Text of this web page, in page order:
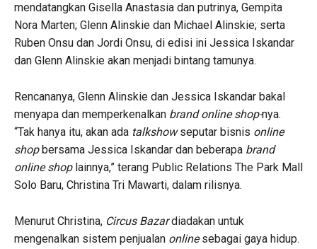
mendatangkan Gisella Anastasia dan putrinya, Gempita
Nora Marten; Glenn Alinskie dan Michael Alinskie; serta
Ruben Onsu dan Jordi Onsu, di edisi ini Jessica Iskandar
dan Glenn Alinskie akan menjadi bintang tamunya.
Rencananya, Glenn Alinskie dan Jessica Iskandar bakal
menyapa dan memperkenalkan brand online shop-nya.
“Tak hanya itu, akan ada talkshowseputar bisnis online
shop bersama Jessica Iskandar dan beberapa brand
online shop lainnya,” terang Public Relations The Park Mall
Solo Baru, Christina Tri Mawarti, dalam rilisnya.
Menurut Christina, Circus Bazardiadakan untuk
mengenalkan sistem penjualan onlinesebagai gaya hidup.